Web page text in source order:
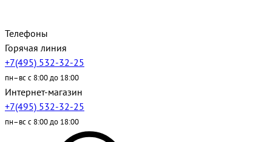
Телефоны
Горячая линия
+7(495) 532-32-25
пн–вс с 8:00 до 18:00
Интернет-магазин
+7(495) 532-32-25
пн–вс с 8:00 до 18:00